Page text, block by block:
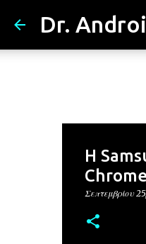
Dr.
Η
Σεπτεμβρίου